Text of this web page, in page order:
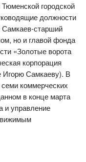
городской
должности
старший
но и главой фонда
«Золотые ворота
корпорация
Самкаеву). В
коммерческих
в конце марта
управление